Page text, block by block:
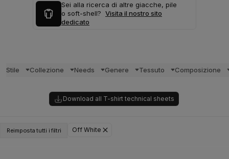
Sei alla ricerca di altre giacche, pile
o soft-shell? Visita il nostro sito
dedicato
Stile Collezione Needs Genere Tessuto Composizione
Download all T-shirt technical sheets
Reimposta tutti i filtri Off White